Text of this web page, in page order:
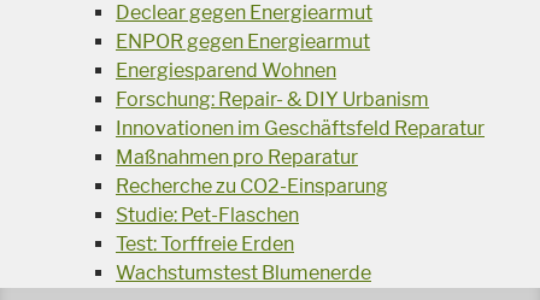
Declear gegen Energiearmut
ENPOR gegen Energiearmut
Energiesparend Wohnen
Forschung: Repair- & DIY Urbanism
Innovationen im Geschäftsfeld Reparatur
Maßnahmen pro Reparatur
Recherche zu CO2-Einsparung
Studie: Pet-Flaschen
Test: Torffreie Erden
Wachstumstest Blumenerde